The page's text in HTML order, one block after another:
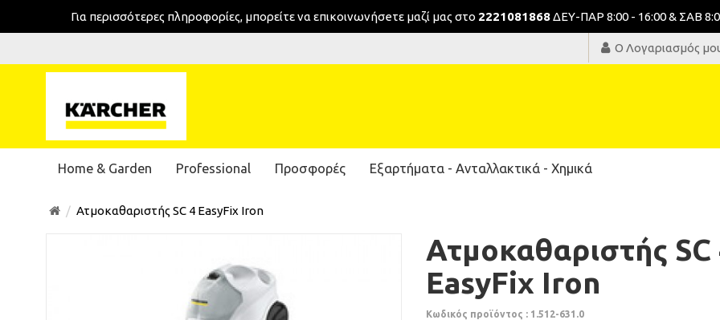
Για περισσότερες πληροφορίες, μπορείτε να επικοινωνήσeτε μαζί μας στο 2221081868ΔΕΥ-ΠΑΡ 8:00 - 16:00 & ΣΑΒ
Ο Λογαριασμός
Home & Garden Professional Προσφορές Εξαρτήματα - Ανταλλακτικά - Χημικά
Ατμοκαθαριστής SC 4 EasyFix Iron
Ατμοκαθαριστής SC
EasyFix Iron
Κωδικός προϊόντος : 1.512-631.0